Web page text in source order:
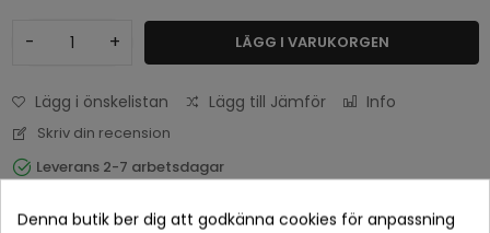
- + LÄGG I VARUKORGEN
Lägg i önskelistan Lägg till Jämför Info
Skriv din recension
Leverans 2-7 arbetsdagar
Denna butik ber dig att godkänna cookies för anpassning